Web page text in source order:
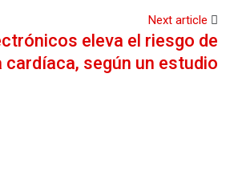
Next article
eleva el riesgo de
según un estudio